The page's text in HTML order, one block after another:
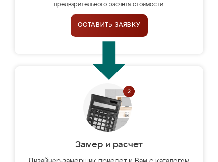
предварительного расчёта стоимости.
ОСТАВИТЬ ЗАЯВКУ
Замер и расчет